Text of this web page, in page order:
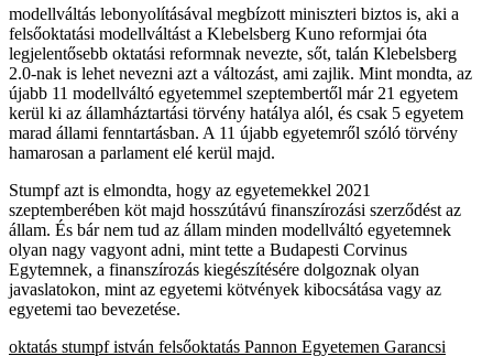
modellváltás lebonyolításával megbízott miniszteri biztos is, aki a
felsőoktatási modellváltást a Klebelsberg Kuno reformjai óta
legjelentősebb oktatási reformnak nevezte, sőt, talán Klebelsberg
2.0-nak is lehet nevezni azt a változást, ami zajlik. Mint mondta, az
újabb 11 modellváltó egyetemmel szeptembertől már 21 egyetem
kerül ki az államháztartási törvény hatálya alól, és csak 5 egyetem
marad állami fenntartásban. A 11 újabb egyetemről szóló törvény
hamarosan a parlament elé kerül majd.
Stumpf azt is elmondta, hogy az egyetemekkel 2021
szeptemberében köt majd hosszútávú finanszírozási szerződést az
állam. És bár nem tud az állam minden modellváltó egyetemnek
olyan nagy vagyont adni, mint tette a Budapesti Corvinus
Egytemnek, a finanszírozás kiegészítésére dolgoznak olyan
javaslatokon, mint az egyetemi kötvények kibocsátása vagy az
egyetemi tao bevezetése.
oktatás stumpf istván felsőoktatás Pannon Egyetemen Garancsi